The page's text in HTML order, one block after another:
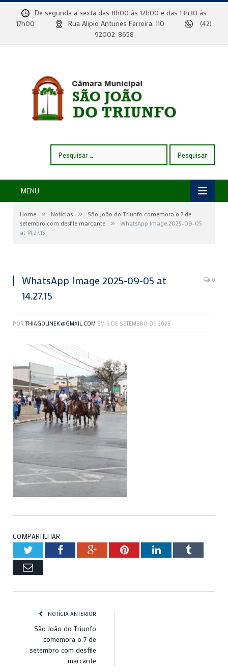
De segunda a sexta das 8h00 às 12h00 e das 13h30 às
17h00
Rua Alipio Antunes Ferreira, 110
(42)
92002-8658
por:
MENU
Home » Notícias »
São João do Triunfo comemora o 7 de
setembro com desfile marcante
»
WhatsApp Image 2025-09-05
at 14.27.15
WhatsApp Image 2025-09-05 at
14.27.15
0
PORTHIAGOLINEK@GMAIL.COM EM 5 DE SETEMBRO DE 2025
COMPARTILHAR:
TwitterFacebookGoogle+PinterestLinkedInTumblr
Email
NOTÍCIA ANTERIOR
São João do Triunfo
comemora o 7 de
setembro com desfile
marcante